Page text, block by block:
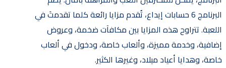
البرنامج 6 حسابات إيداع، تُقدم مزايا رائعة كلما تقدمتَ في
اللعبة. تتراوح هذه المزايا بين مكافآت ضخمة، وعروض
إضافية، وخدمة مميزة، وألعاب خاصة، ودخول في ألعاب
خاصة، وهدايا أعياد ميلاد، وغيرها الكثير.